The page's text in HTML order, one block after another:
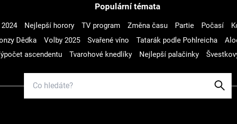
Populární témata
Nejlepší horory TV program Změna času Partie Počasí
Dědka Volby 2025 Svařené víno Tatarák podle Pohlreicha
ascendentu
Tvarohové knedlíky Nejlepší palačinky